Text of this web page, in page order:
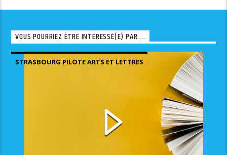
VOUS POURRIEZ ÊTRE INTÉRESSÉ(E) PAR ...
STRASBOURG PILOTE ARTS ET LETTRES